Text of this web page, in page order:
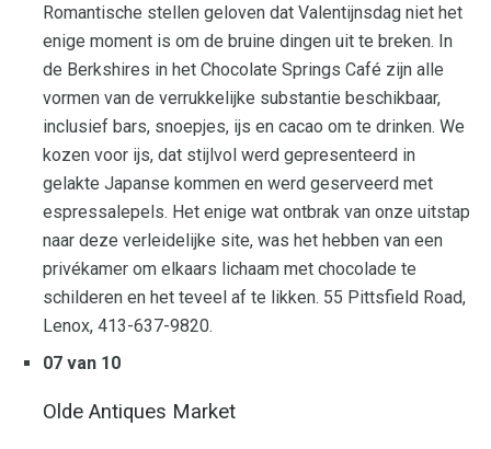
Romantische stellen geloven dat Valentijnsdag niet het
enige moment is om de bruine dingen uit te breken. In
de Berkshires in het Chocolate Springs Café zijn alle
vormen van de verrukkelijke substantie beschikbaar,
inclusief bars, snoepjes, ijs en cacao om te drinken. We
kozen voor ijs, dat stijlvol werd gepresenteerd in
gelakte Japanse kommen en werd geserveerd met
espressalepels. Het enige wat ontbrak van onze uitstap
naar deze verleidelijke site, was het hebben van een
privékamer om elkaars lichaam met chocolade te
schilderen en het teveel af te likken. 55 Pittsfield Road,
Lenox, 413-637-9820.
07 van 10
Olde Antiques Market